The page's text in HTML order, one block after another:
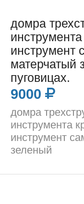
домра
инструмент
матерчатый
пуговицах.
9000
домра
инструмента
инструмент
зеленый